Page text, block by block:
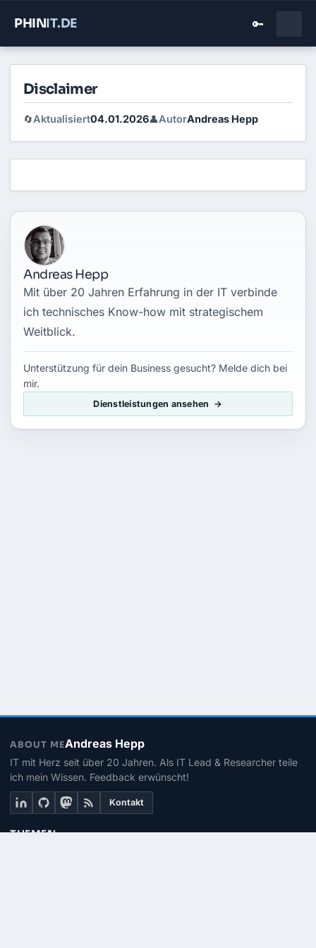
PHINIT.DE 🔑
Disclaimer
🔄Aktualisiert04.01.2026👤AutorAndreas Hepp
Andreas Hepp
Mit über 20 Jahren Erfahrung in der IT verbinde
ich technisches Know-how mit strategischem
Weitblick.
Unterstützung für dein Business gesucht? Melde dich bei
mir.
Dienstleistungen ansehen
ABOUT MEAndreas Hepp
IT mit Herz seit über 20 Jahren. Als IT Lead & Researcher teile
ich mein Wissen. Feedback erwünscht!
Kontakt
THEMEN